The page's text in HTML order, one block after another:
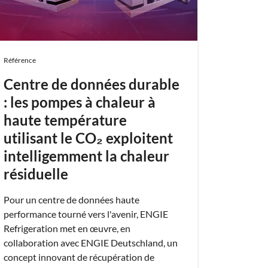
Référence
Centre de données durable
: les pompes à chaleur à
haute température
utilisant le CO₂ exploitent
intelligemment la chaleur
résiduelle
Pour un centre de données haute
performance tourné vers l'avenir, ENGIE
Refrigeration met en œuvre, en
collaboration avec ENGIE Deutschland, un
concept innovant de récupération de